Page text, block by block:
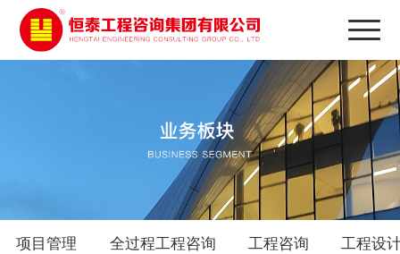
项目管理 全过程工程咨询 工程咨询 工程设